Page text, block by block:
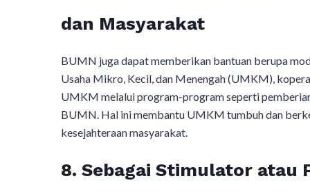
dan Masyarakat
BUMN juga dapat memberikan bantuan berupa
Usaha Mikro, Kecil, dan Menengah (UMKM),
UMKM melalui program-program seperti
BUMN. Hal ini membantu UMKM tumbuh dan
kesejahteraan masyarakat.
8. Sebagai Stimulator atau